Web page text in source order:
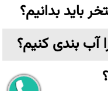
باید بدانیم؟
بندی کنیم؟